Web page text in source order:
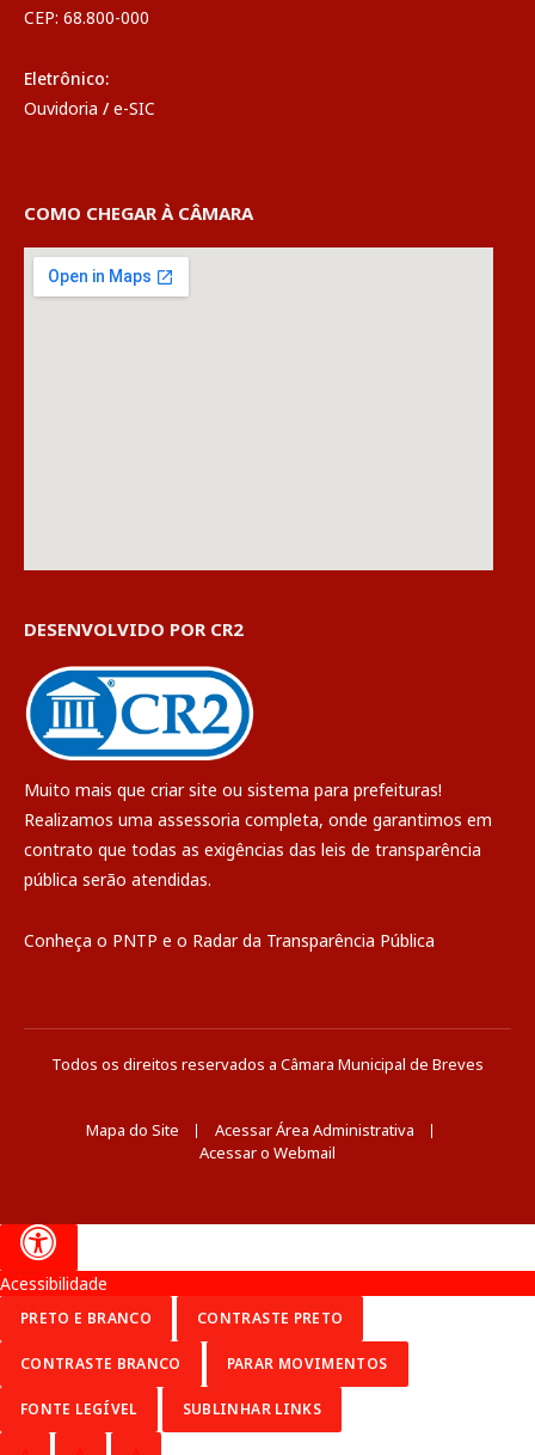
CEP: 68.800-000
Eletrônico:
Ouvidoria / e-SIC
COMO CHEGAR À CÂMARA
DESENVOLVIDO POR CR2
Muito mais que criar site ou sistema para prefeituras!
Realizamos uma assessoria completa, onde garantimos em
contrato que todas as exigências das leis de transparência
pública serão atendidas.
Conheça o PNTP e o Radar da Transparência Pública
Todos os direitos reservados a Câmara Municipal de Breves
Mapa do Site
Acessar Área Administrativa
Acessar o Webmail
Acessibilidade
PRETO E BRANCO CONTRASTE PRETO
CONTRASTE BRANCO PARAR MOVIMENTOS
FONTE LEGÍVEL SUBLINHAR LINKS